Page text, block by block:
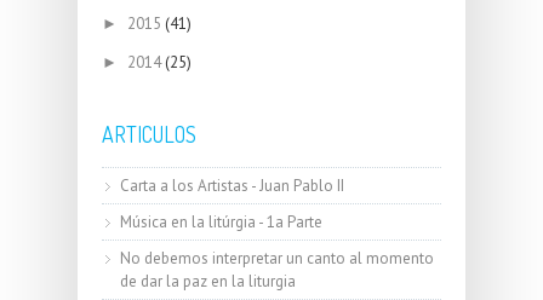
► 2015 (41)
► 2014 (25)
ARTICULOS
Carta a los Artistas - Juan Pablo II
Música en la litúrgia - 1a Parte
No debemos interpretar un canto al momento
de dar la paz en la liturgia